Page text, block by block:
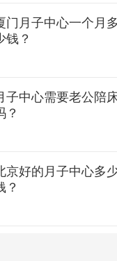
对一的专业护理服务。
和个人喜好定制化的
，如瑜伽、普拉提等
咨询服务。
门月子中心一个月多
钱？
子中心需要老公陪
？
京好的月子中心多
？